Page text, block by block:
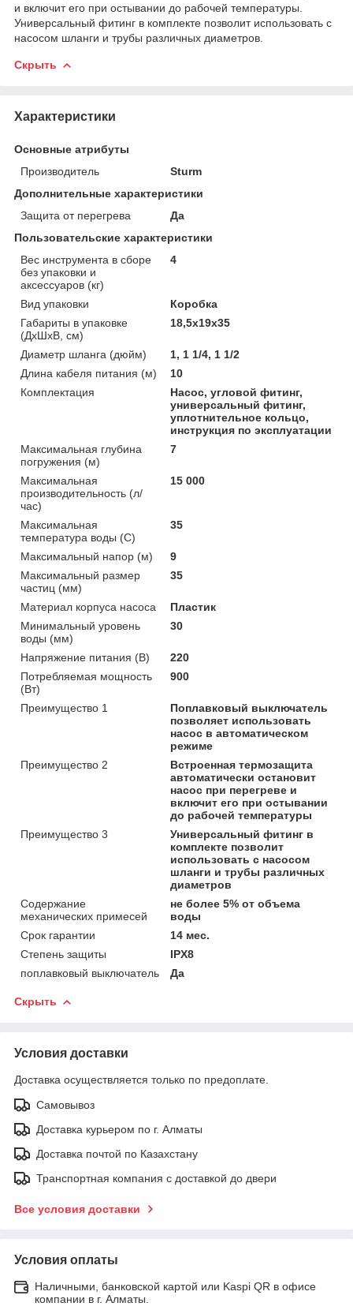
и включит его при остывании до рабочей температуры.
Универсальный фитинг в комплекте позволит использовать с
насосом шланги и трубы различных диаметров.
Скрыть
Характеристики
Основные атрибуты
Производитель
Sturm
Дополнительные характеристики
Защита от перегрева
Да
Пользовательские характеристики
Вес инструмента в сборе
без упаковки и
аксессуаров (кг)
4
Вид упаковки
Коробка
Габариты в упаковке
(ДхШхВ, см)
18,5x19x35
Диаметр шланга (дюйм)
1, 1 1/4, 1 1/2
Длина кабеля питания (м)
10
Комплектация
Насос, угловой фитинг,
универсальный фитинг,
уплотнительное кольцо,
инструкция по эксплуатации
Максимальная глубина
погружения (м)
7
Максимальная
производительность (л/
час)
15 000
Максимальная
температура воды (С)
35
Максимальный напор (м)
9
Максимальный размер
частиц (мм)
35
Материал корпуса насоса
Пластик
Минимальный уровень
воды (мм)
30
Напряжение питания (В)
220
Потребляемая мощность
(Вт)
900
Преимущество 1
Поплавковый выключатель
позволяет использовать
насос в автоматическом
режиме
Преимущество 2
Встроенная термозащита
автоматически остановит
насос при перегреве и
включит его при остывании
до рабочей температуры
Преимущество 3
Универсальный фитинг в
комплекте позволит
использовать с насосом
шланги и трубы различных
диаметров
Содержание
механических примесей
не более 5% от объема
воды
Срок гарантии
14 мес.
Степень защиты
IPX8
поплавковый выключатель
Да
Скрыть
Условия доставки
Доставка осуществляется только по предоплате.
Самовывоз
Доставка курьером по г. Алматы
Доставка почтой по Казахстану
Транспортная компания с доставкой до двери
Все условия доставки
Условия оплаты
Наличными, банковской картой или Kaspi QR в офисе
компании в г. Алматы.